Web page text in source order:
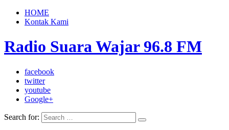
HOME
Kontak Kami
Radio Suara Wajar 96.8 FM
facebook
twitter
youtube
Google+
Search for: